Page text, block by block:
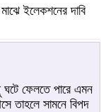
ইলেকশনের দাবি
ফেলতে পারে এমন
তাহলে সামনে বিপদ